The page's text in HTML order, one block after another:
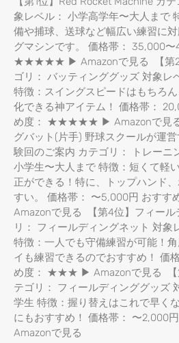
象レベル： 小学高学年〜大人まで
備や捕球、送球など幅広い練習に
グマシンです。 価格帯： 35,000〜
★★★★★ ▶ Amazonで見る 【第2
ゴリ： バッティンググッズ 対象レ
特徴：スイングスピードはもちろ
化できる神アイテム！ 価格帯：
め度： ★★★★★ ▶ Amazonで見る
グバット(片手) 野球スクールが運
験回のご案内 カテゴリ： トレーニ
小学生〜大人まで 特徴：短くて軽
正ができる！特に、トップハンド
すい。 価格帯： 〜5,000円 おす
Amazonで見る 【第4位】フィール
リ： フィールディングネット 対象
特徴：一人でも守備練習が可能！
イも練習できるのでおすすめ！ 価
め度： ★★★ ▶ Amazonで見る 【
テゴリ： フィールディンググッズ
学生 特徴：握り替えはこれで早く
にもおすすめ！ 価格帯： 〜
Amazonで見る